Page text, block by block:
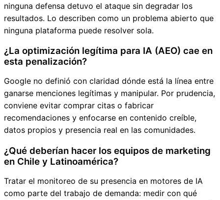
ninguna defensa detuvo el ataque sin degradar los
resultados. Lo describen como un problema abierto que
ninguna plataforma puede resolver sola.
¿La optimización legítima para IA (AEO) cae en
esta penalización?
Google no definió con claridad dónde está la línea entre
ganarse menciones legítimas y manipular. Por prudencia,
conviene evitar comprar citas o fabricar
recomendaciones y enfocarse en contenido creíble,
datos propios y presencia real en las comunidades.
¿Qué deberían hacer los equipos de marketing
en Chile y Latinoamérica?
Tratar el monitoreo de su presencia en motores de IA
como parte del trabajo de demanda: medir con qué